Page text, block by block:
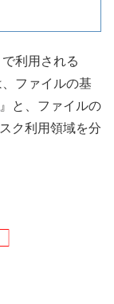
利用される
、ファイルの基
』と、ファイルの
ク利用領域を分